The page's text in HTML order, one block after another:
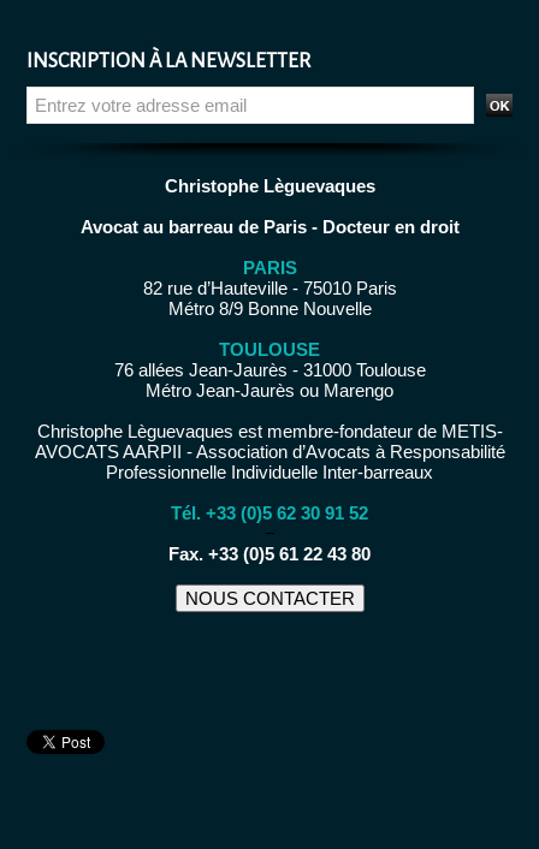
INSCRIPTION À LA NEWSLETTER
Christophe Lèguevaques
Avocat au barreau de Paris - Docteur en droit
PARIS
82 rue d’Hauteville - 75010 Paris
Métro 8/9 Bonne Nouvelle
TOULOUSE
76 allées Jean-Jaurès - 31000 Toulouse
Métro Jean-Jaurès ou Marengo
Christophe Lèguevaques est membre-fondateur de METIS-
AVOCATS AARPII - Association d’Avocats à Responsabilité
Professionnelle Individuelle Inter-barreaux
Tél. +33 (0)5 62 30 91 52
−
Fax. +33 (0)5 61 22 43 80
NOUS CONTACTER